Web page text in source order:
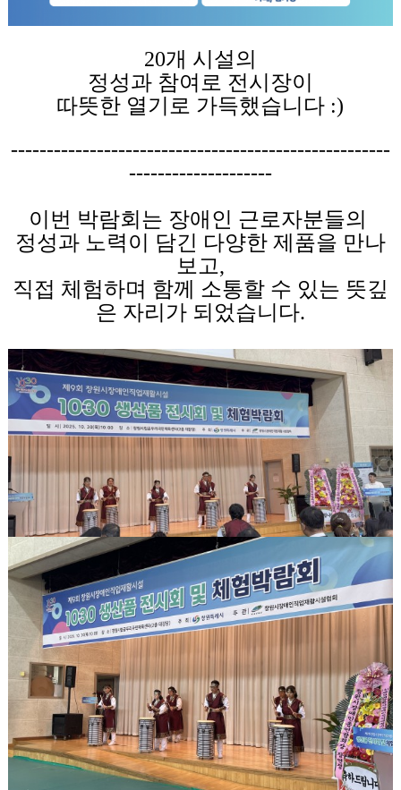
20개 시설의
정성과 참여로 전시장이
따뜻한 열기로 가득했습니다 :)
-----------------------------------------------------
--------------------
이번 박람회는 장애인 근로자분들의
정성과 노력이 담긴 다양한 제품을 만나
보고,
직접 체험하며 함께 소통할 수 있는 뜻깊
은 자리가 되었습니다.